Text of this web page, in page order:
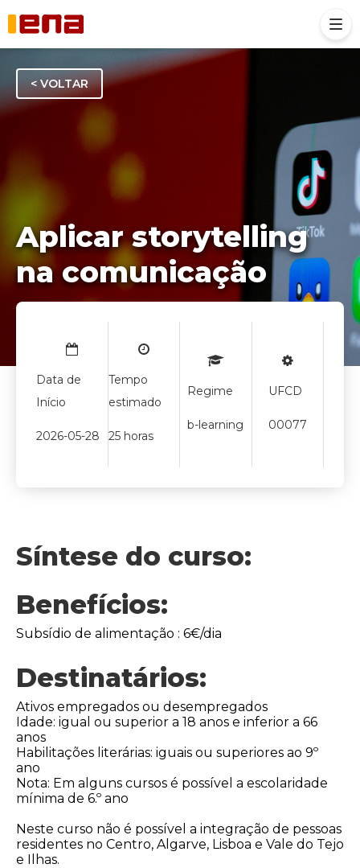
< VOLTAR
Aplicar storytelling
na comunicação
Regime b-learning
Inscreva-se
Data de
Início
2026-05-28
Tempo
estimado
25 horas
Regime
b-learning
UFCD
00077
Síntese do curso:
Benefícios:
Subsídio de alimentação : 6€/dia
Destinatários:
Ativos empregados ou desempregados
Idade: igual ou superior a 18 anos e inferior a 66
anos
Habilitações literárias: iguais ou superiores ao 9º
ano
Nota: Em alguns cursos é possível a escolaridade
mínima de 6.º ano
Neste curso não é possível a integração de pessoas
residentes no Centro, Algarve, Lisboa e Vale do Tejo
e Ilhas.